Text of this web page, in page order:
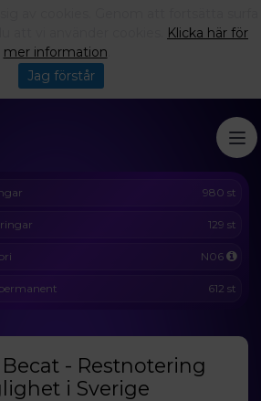
980 st
129 st
N06
612 st
- Restnotering
i Sverige
Klicka här för
mer information
Jag förstår